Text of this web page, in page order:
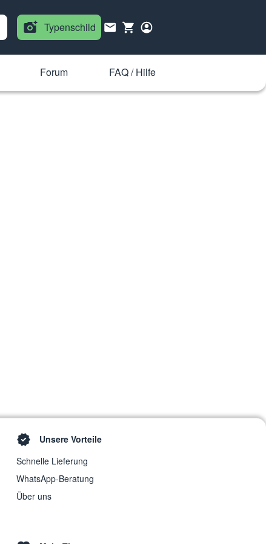
Typenschild
Forum FAQ / Hilfe
Unsere Vorteile
Schnelle Lieferung
WhatsApp-Beratung
Über uns